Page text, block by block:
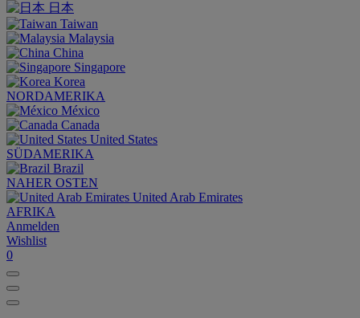
日本
Taiwan
Malaysia
China
Singapore
Korea
NORDAMERIKA
México
Canada
United States
SÜDAMERIKA
Brazil
NAHER OSTEN
United Arab Emirates
AFRIKA
Anmelden
Wishlist
0